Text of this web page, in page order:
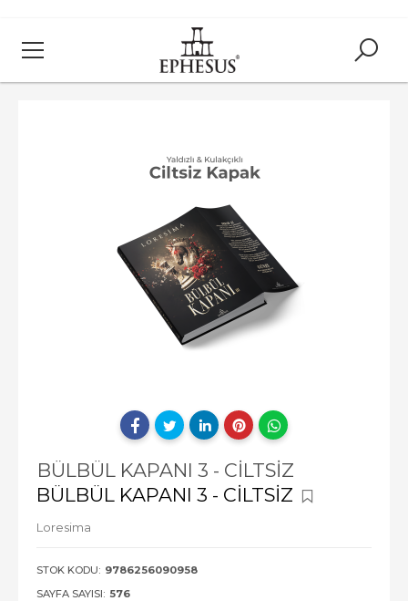
BÜLBÜL KAPANI 3 - CİLTSİZ
BÜLBÜL KAPANI 3 - CİLTSİZ
Loresima
STOK KODU: 9786256090958
SAYFA SAYISI: 576